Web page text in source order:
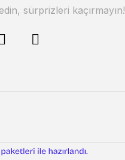
sürprizleri kaçırmayın!
e-